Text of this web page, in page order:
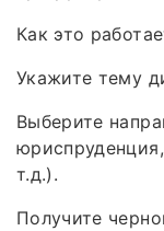
Как это
Укажите тему
Выберите
т.д.).
Получите